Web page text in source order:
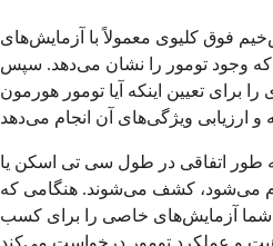
فوق کلیوی معمولاً با آزمایش‌های
وجود تومور را نشان می‌دهد. سپس
برای تعیین اینکه آیا تومور هورمون
طور اتفاقی در طول سی تی اسکن یا
می‌شود، کشف می‌شوند. هنگامی که
شما آزمایش‌های خاصی را برای کسب